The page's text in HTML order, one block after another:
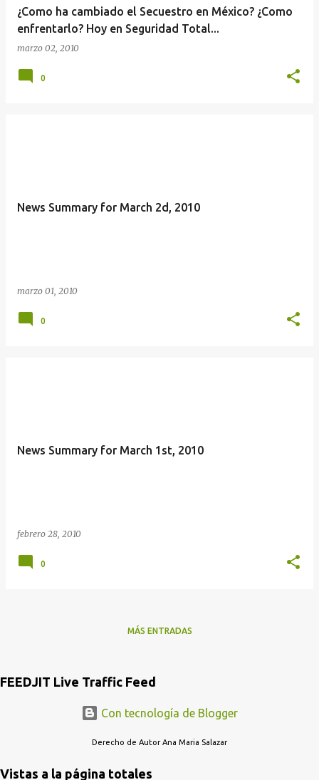
¿Como ha cambiado el Secuestro en México? ¿Como
enfrentarlo? Hoy en Seguridad Total...
marzo 02, 2010
0
News Summary for March 2d, 2010
marzo 01, 2010
0
News Summary for March 1st, 2010
febrero 28, 2010
0
MÁS ENTRADAS
FEEDJIT Live Traffic Feed
Con tecnología de Blogger
Derecho de Autor Ana Maria Salazar
Vistas a la página totales